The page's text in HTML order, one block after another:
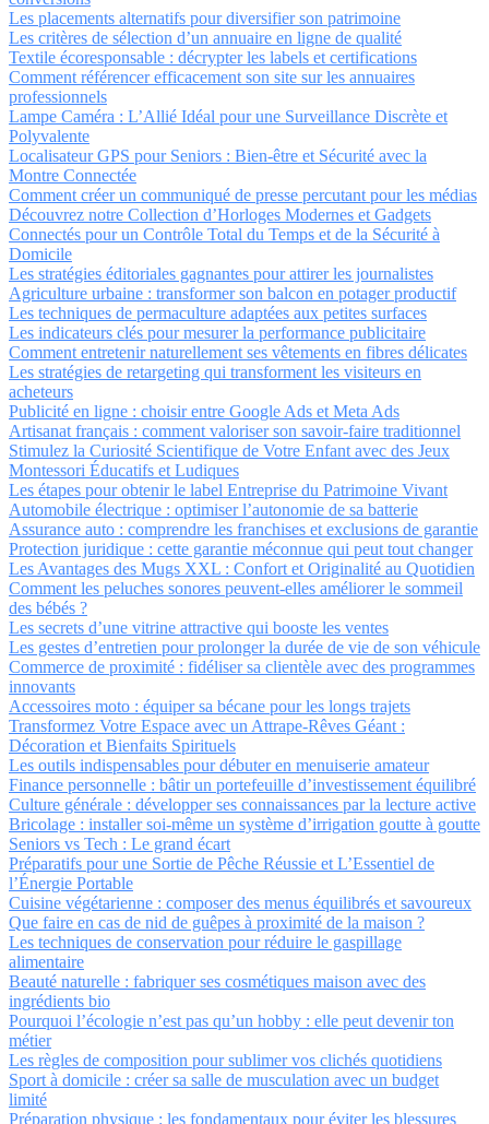
Les placements alternatifs pour diversifier son patrimoine
Les critères de sélection d’un annuaire en ligne de qualité
Textile écoresponsable : décrypter les labels et certifications
Comment référencer efficacement son site sur les annuaires
professionnels
Lampe Caméra : L’Allié Idéal pour une Surveillance Discrète et
Polyvalente
Localisateur GPS pour Seniors : Bien-être et Sécurité avec la
Montre Connectée
Comment créer un communiqué de presse percutant pour les médias
Découvrez notre Collection d’Horloges Modernes et Gadgets
Connectés pour un Contrôle Total du Temps et de la Sécurité à
Domicile
Les stratégies éditoriales gagnantes pour attirer les journalistes
Agriculture urbaine : transformer son balcon en potager productif
Les techniques de permaculture adaptées aux petites surfaces
Les indicateurs clés pour mesurer la performance publicitaire
Comment entretenir naturellement ses vêtements en fibres délicates
Les stratégies de retargeting qui transforment les visiteurs en
acheteurs
Publicité en ligne : choisir entre Google Ads et Meta Ads
Artisanat français : comment valoriser son savoir-faire traditionnel
Stimulez la Curiosité Scientifique de Votre Enfant avec des Jeux
Montessori Éducatifs et Ludiques
Les étapes pour obtenir le label Entreprise du Patrimoine Vivant
Automobile électrique : optimiser l’autonomie de sa batterie
Assurance auto : comprendre les franchises et exclusions de garantie
Protection juridique : cette garantie méconnue qui peut tout changer
Les Avantages des Mugs XXL : Confort et Originalité au Quotidien
Comment les peluches sonores peuvent-elles améliorer le sommeil
des bébés ?
Les secrets d’une vitrine attractive qui booste les ventes
Les gestes d’entretien pour prolonger la durée de vie de son véhicule
Commerce de proximité : fidéliser sa clientèle avec des programmes
innovants
Accessoires moto : équiper sa bécane pour les longs trajets
Transformez Votre Espace avec un Attrape-Rêves Géant :
Décoration et Bienfaits Spirituels
Les outils indispensables pour débuter en menuiserie amateur
Finance personnelle : bâtir un portefeuille d’investissement équilibré
Culture générale : développer ses connaissances par la lecture active
Bricolage : installer soi-même un système d’irrigation goutte à goutte
Seniors vs Tech : Le grand écart
Préparatifs pour une Sortie de Pêche Réussie et L’Essentiel de
l’Énergie Portable
Cuisine végétarienne : composer des menus équilibrés et savoureux
Que faire en cas de nid de guêpes à proximité de la maison ?
Les techniques de conservation pour réduire le gaspillage
alimentaire
Beauté naturelle : fabriquer ses cosmétiques maison avec des
ingrédients bio
Pourquoi l’écologie n’est pas qu’un hobby : elle peut devenir ton
métier
Les règles de composition pour sublimer vos clichés quotidiens
Sport à domicile : créer sa salle de musculation avec un budget
limité
Préparation physique : les fondamentaux pour éviter les blessures